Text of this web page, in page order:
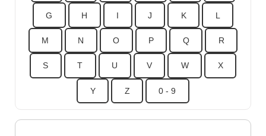
G H I J K L
M N O P Q R
S T U V W X
Y Z 0 - 9